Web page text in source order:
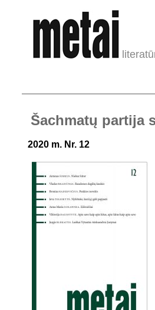
Šachmatų partija
2020 m. Nr. 12